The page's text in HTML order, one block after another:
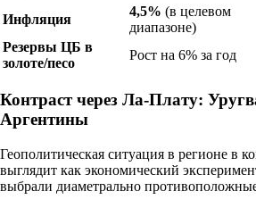
Инфляция
4,5% (в целевом
диапазоне)
Резервы ЦБ в
золоте/песо
Рост на 6% за год
Контраст через Ла-Плату:
Аргентины
Геополитическая ситуация в регионе в
выглядит как экономический
выбрали диаметрально